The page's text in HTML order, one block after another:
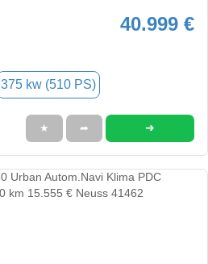
40.999 €
375 kw (510 PS)
★ ➦ ➜